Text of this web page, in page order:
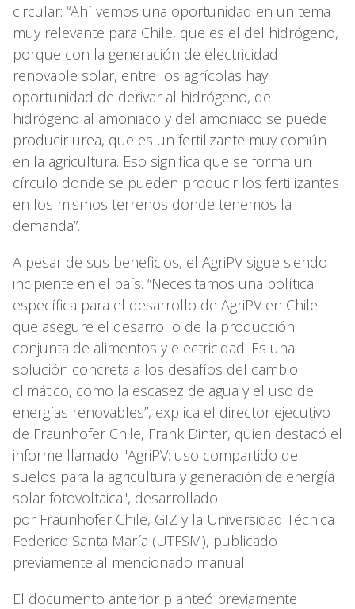
circular: “Ahí vemos una oportunidad en un tema
muy relevante para Chile, que es el del hidrógeno,
porque con la generación de electricidad
renovable solar, entre los agrícolas hay
oportunidad de derivar al hidrógeno, del
hidrógeno al amoniaco y del amoniaco se puede
producir urea, que es un fertilizante muy común
en la agricultura. Eso significa que se forma un
círculo donde se pueden producir los fertilizantes
en los mismos terrenos donde tenemos la
demanda”.
A pesar de sus beneficios, el AgriPV sigue siendo
incipiente en el país. “Necesitamos una política
específica para el desarrollo de AgriPV en Chile
que asegure el desarrollo de la producción
conjunta de alimentos y electricidad. Es una
solución concreta a los desafíos del cambio
climático, como la escasez de agua y el uso de
energías renovables”, explica el director ejecutivo
de Fraunhofer Chile, Frank Dinter, quien destacó el
informe llamado "AgriPV: uso compartido de
suelos para la agricultura y generación de energía
solar fotovoltaica", desarrollado
por Fraunhofer Chile, GIZ y la Universidad Técnica
Federico Santa María (UTFSM), publicado
previamente al mencionado manual.
El documento anterior planteó previamente